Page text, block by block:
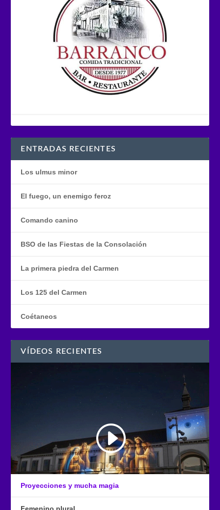
ENTRADAS RECIENTES
Los ulmus minor
El fuego, un enemigo feroz
Comando canino
BSO de las Fiestas de la Consolación
La primera piedra del Carmen
Los 125 del Carmen
Coétaneos
VÍDEOS RECIENTES
Proyecciones y mucha magia